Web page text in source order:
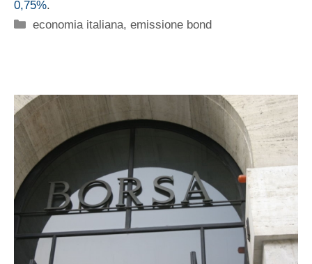
0,75%.
Categorie
economia italiana,emissione bond